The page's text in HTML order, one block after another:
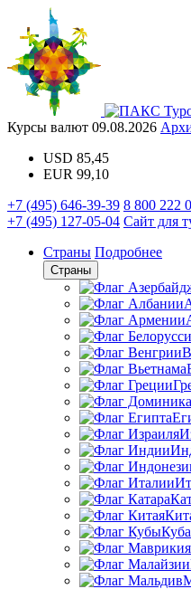
Курсы валют 09.08.2026
USD 85,45
EUR 99,10
+7 (495) 646-39-39 8 800 222
+7 (495) 127-05-04 Сайт для
Страны Подробнее
Страны
Куба